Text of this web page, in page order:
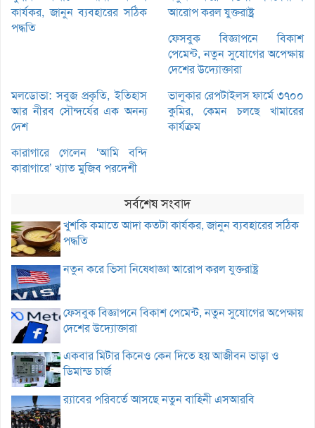
কার্যকর, জানুন ব্যবহারের সঠিক
পদ্ধতি
আরোপ করল যুক্তরাষ্ট্র
ফেসবুক বিজ্ঞাপনে বিকাশ
পেমেন্ট, নতুন সুযোগের অপেক্ষায়
দেশের উদ্যোক্তারা
মলডোভা: সবুজ প্রকৃতি, ইতিহাস
আর নীরব সৌন্দর্যের এক অনন্য
দেশ
ভালুকার রেপটাইলস ফার্মে ৩৭০০
কুমির, কেমন চলছে খামারের
কার্যক্রম
কারাগারে গেলেন ‘আমি বন্দি
কারাগারে’ খ্যাত মুজিব পরদেশী
সর্বশেষ সংবাদ
খুশকি কমাতে আদা কতটা কার্যকর, জানুন ব্যবহারের সঠিক
পদ্ধতি
নতুন করে ভিসা নিষেধাজ্ঞা আরোপ করল যুক্তরাষ্ট্র
ফেসবুক বিজ্ঞাপনে বিকাশ পেমেন্ট, নতুন সুযোগের অপেক্ষায়
দেশের উদ্যোক্তারা
একবার মিটার কিনেও কেন দিতে হয় আজীবন ভাড়া ও
ডিমান্ড চার্জ
র‌্যাবের পরিবর্তে আসছে নতুন বাহিনী এসআরবি